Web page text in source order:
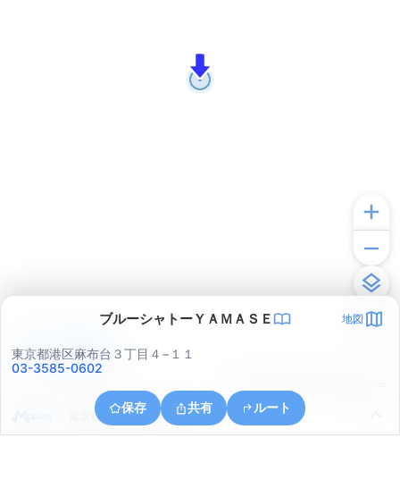
ブルーシャトーＹＡＭＡＳＥ 地図
東京都港区麻布台３丁目４−１１
03-3585-0602
保存 共有 ルート
東京都中央区築地５丁目１
アプリで見る